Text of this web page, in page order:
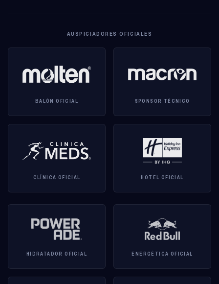
AUSPICIADORES OFICIALES
BALÓN OFICIAL SPONSOR TÉCNICO
CLÍNICA OFICIAL HOTEL OFICIAL
HIDRATADOR OFICIAL ENERGÉTICA OFICIAL